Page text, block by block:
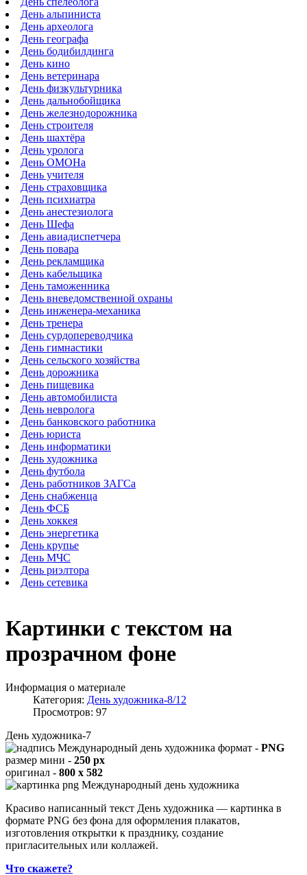
День альпиниста
День археолога
День географа
День бодибилдинга
День кино
День ветеринара
День физкультурника
День дальнобойщика
День железнодорожника
День строителя
День шахтёра
День уролога
День ОМОНа
День учителя
День страховщика
День психиатра
День анестезиолога
День Шефа
День авиадиспетчера
День повара
День рекламщика
День кабельщика
День таможенника
День вневедомственной охраны
День инженера-механика
День тренера
День сурдопереводчика
День гимнастики
День сельского хозяйства
День дорожника
День пищевика
День автомобилиста
День невролога
День банковского работника
День юриста
День информатики
День художника
День футбола
День работников ЗАГСа
День снабженца
День ФСБ
День хоккея
День энергетика
День крупье
День МЧС
День риэлтора
День сетевика
Картинки с текстом на
прозрачном фоне
Информация о материале
Категория: День художника-8/12
Просмотров: 97
День художника-7
формат - PNG
размер мини - 250 px
оригинал - 800 x 582
Красиво написанный текст День художника — картинка в
формате PNG без фона для оформления плакатов,
изготовления открытки к празднику, создание
пригласительных или коллажей.
Что скажете?